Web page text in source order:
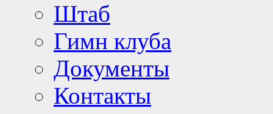
Штаб
Гимн клуба
Документы
Контакты